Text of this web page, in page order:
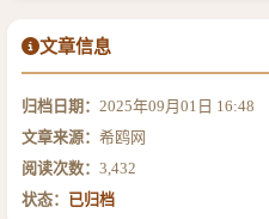
文章信息
归档日期： 2025年09月01日 16:48
文章来源： 希鸥网
阅读次数： 3,432
状态： 已归档